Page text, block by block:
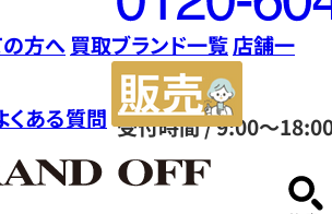
ダ
イ
ヤ
ル
0120604117
受付時間 / 9:00～
方へ 買取ブランド一覧店舗一
くある質問
サ